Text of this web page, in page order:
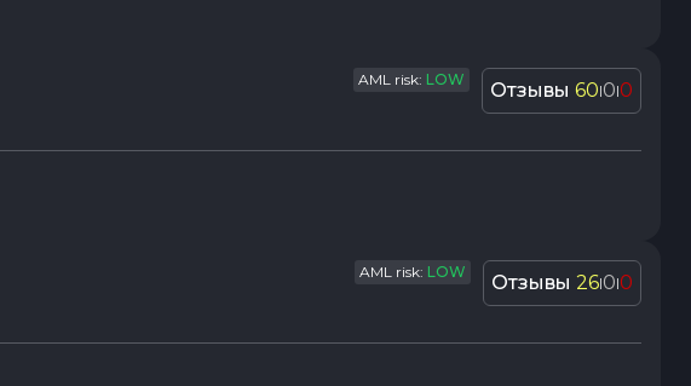
AML risk: LOW Отзывы 60|0|0
AML risk: LOW Отзывы 26|0|0